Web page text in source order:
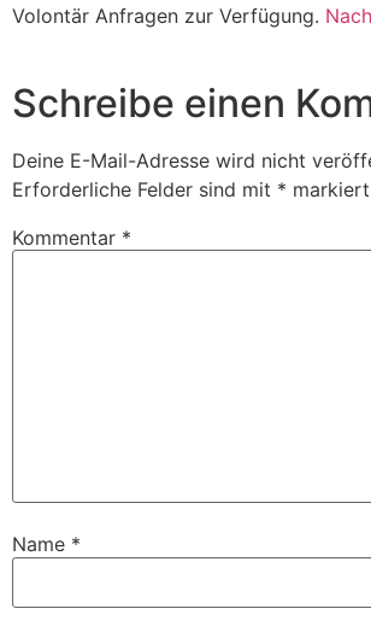
Volontär Anfragen zur Verfügung.
Schreibe einen
Deine E-Mail-Adresse wird nicht
Erforderliche Felder sind mit * markiert
Kommentar *
Name *